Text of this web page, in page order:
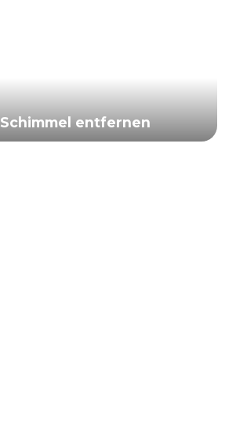
Schimmel entfernen